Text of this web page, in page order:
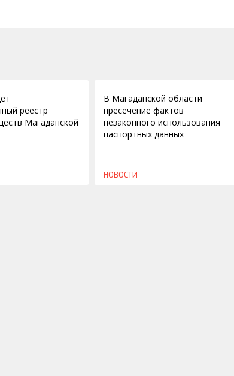
реестр
Магаданской
В Магаданской области
пресечение фактов
незаконного использования
паспортных данных
НОВОСТИ